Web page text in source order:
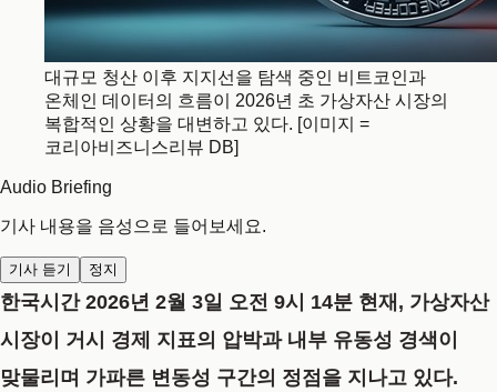
대규모 청산 이후 지지선을 탐색 중인 비트코인과
온체인 데이터의 흐름이 2026년 초 가상자산 시장의
복합적인 상황을 대변하고 있다. [이미지 =
코리아비즈니스리뷰 DB]
Audio Briefing
기사 내용을 음성으로 들어보세요.
기사 듣기 정지
한국시간 2026년 2월 3일 오전 9시 14분 현재, 가상자산
시장이 거시 경제 지표의 압박과 내부 유동성 경색이
맞물리며 가파른 변동성 구간의 정점을 지나고 있다.